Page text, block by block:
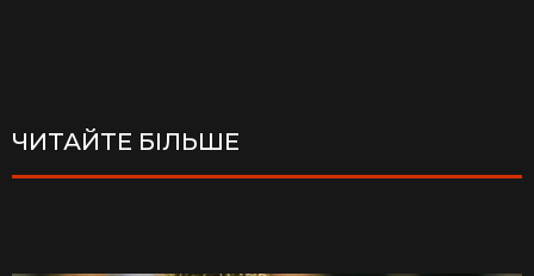
ЧИТАЙТЕ БІЛЬШЕ